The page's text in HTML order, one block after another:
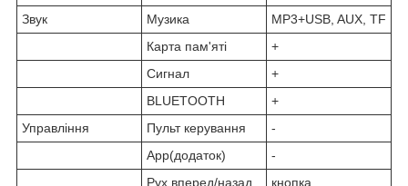
Звук Музика
MP3+USB, AUX, TF
Карта пам'яті
+
Сигнал
+
BLUETOOTH
+
Управління
Пульт керування
-
App(додаток)
-
Рух вперед/назад
кнопка